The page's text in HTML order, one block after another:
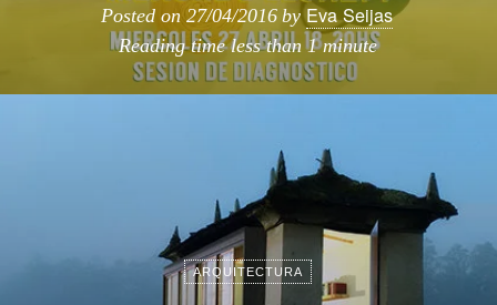
Posted on27/04/2016 byEva Seijas
Reading timeless than 1 minute
ARQUITECTURA